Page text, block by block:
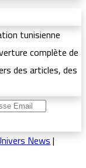
tunisienne
complète de
des articles, des
News|